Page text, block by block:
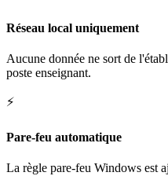
Réseau local uniquement
Aucune donnée ne sort de
poste enseignant.
⚡
Pare-feu automatique
La règle pare-feu Windows est